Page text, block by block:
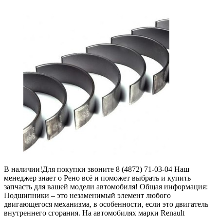
В наличии!Для покупки звоните 8 (4872) 71-03-04 Наш
менеджер знает о Рено всё и поможет выбрать и купить
запчасть для вашей модели автомобиля! Общая информация:
Подшипники – это незаменимый элемент любого
двигающегося механизма, в особенности, если это двигатель
внутреннего сгорания. На автомобилях марки Renault